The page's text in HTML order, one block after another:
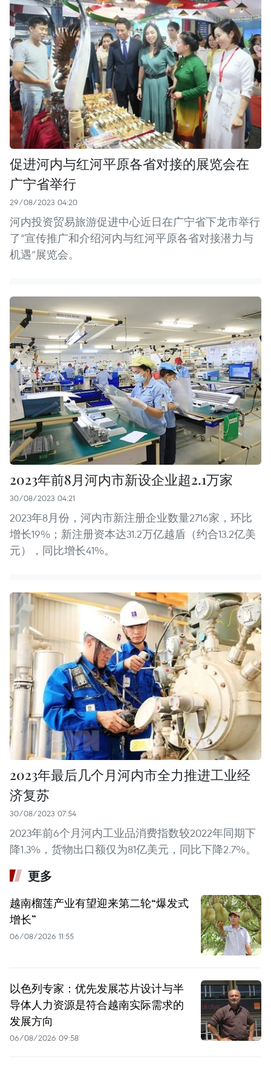
促进河内与红河平原各省对接的展览会在
广宁省举行
29/08/2023 04:20
河内投资贸易旅游促进中心近日在广宁省下龙市举行
了“宣传推广和介绍河内与红河平原各省对接潜力与
机遇”展览会。
2023年前8月河内市新设企业超2.1万家
30/08/2023 04:21
2023年8月份，河内市新注册企业数量2716家，环比
增长19%；新注册资本达31.2万亿越盾（约合13.2亿美
元），同比增长41%。
2023年最后几个月河内市全力推进工业经
济复苏
30/08/2023 07:54
2023年前6个月河内工业品消费指数较2022年同期下
降1.3%，货物出口额仅为81亿美元，同比下降2.7%。
更多
越南榴莲产业有望迎来第二轮“爆发式
增长”
06/08/2026 11:55
以色列专家：优先发展芯片设计与半
导体人力资源是符合越南实际需求的
发展方向
06/08/2026 09:58